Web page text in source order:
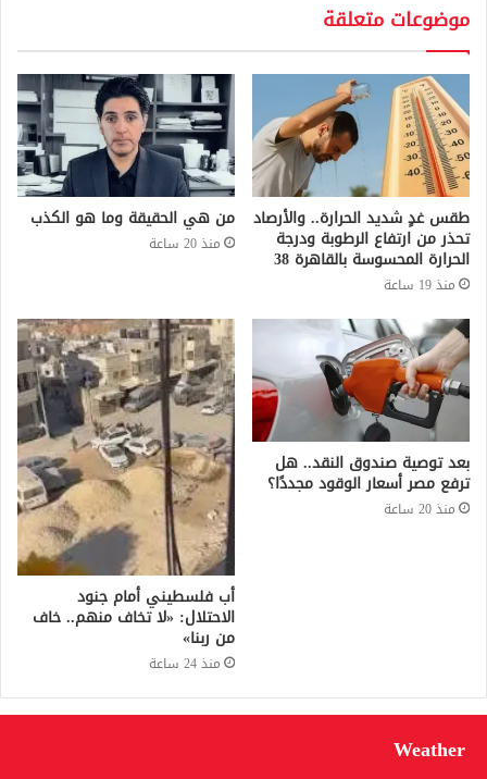
موضوعات متعلقة
طقس غدٍ شديد الحرارة.. والأرصاد
تحذر من ارتفاع الرطوبة ودرجة
الحرارة المحسوسة بالقاهرة 38
منذ 19 ساعة
من هي الحقيقة وما هو الكذب
منذ 20 ساعة
بعد توصية صندوق النقد.. هل
ترفع مصر أسعار الوقود مجددًا؟
منذ 20 ساعة
أب فلسطيني أمام جنود
الاحتلال: «لا تخاف منهم.. خاف
من ربنا»
منذ 24 ساعة
Weather